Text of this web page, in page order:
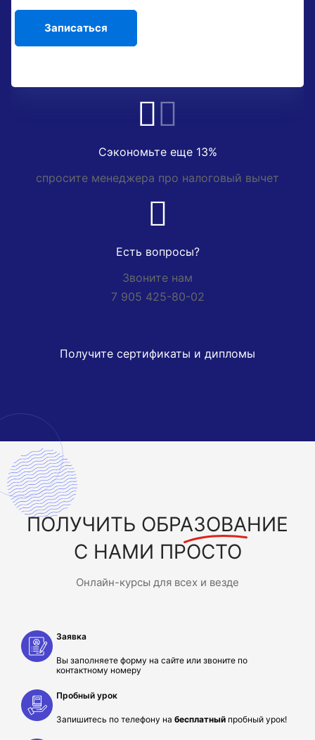
Сэкономьте еще 13%
спросите менеджера про налоговый вычет
Есть вопросы?
Звоните нам
7 905 425-80-02
Получите сертификаты и дипломы
ПОЛУЧИТЬ ОБРАЗОВАНИЕ
С НАМИ ПРОСТО
Онлайн-курсы для всех и везде
Заявка
Вы заполняете форму на сайте или звоните по
контактному номеру
Пробный урок
Запишитесь по телефону на бесплатный пробный урок!